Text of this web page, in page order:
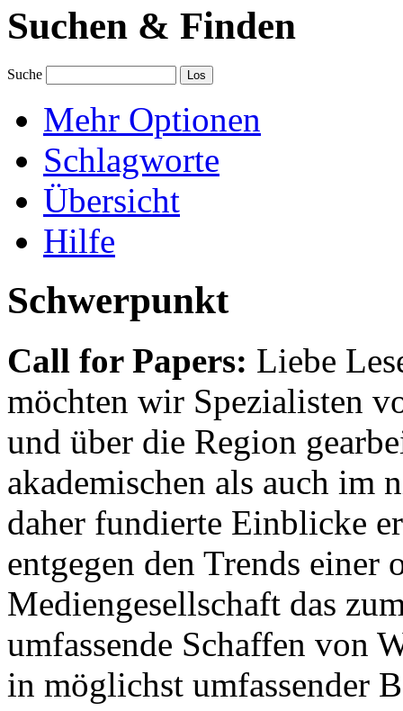
Suchen & Finden
Suche
Mehr Optionen
Schlagworte
Übersicht
Hilfe
Schwerpunkt
Call for Papers: Liebe
möchten wir Spezialisten
und über die Region
akademischen als auch im
daher fundierte Einblicke
entgegen den Trends einer
Mediengesellschaft das
umfassende Schaffen von
in möglichst umfassender